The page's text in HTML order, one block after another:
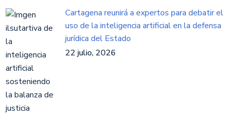
Cartagena reunirá a expertos para debatir el
uso de la inteligencia artificial en la defensa
jurídica del Estado
22 julio, 2026